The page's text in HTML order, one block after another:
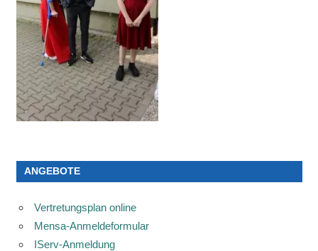
ANGEBOTE
Vertretungsplan online
Mensa-Anmeldeformular
IServ-Anmeldung